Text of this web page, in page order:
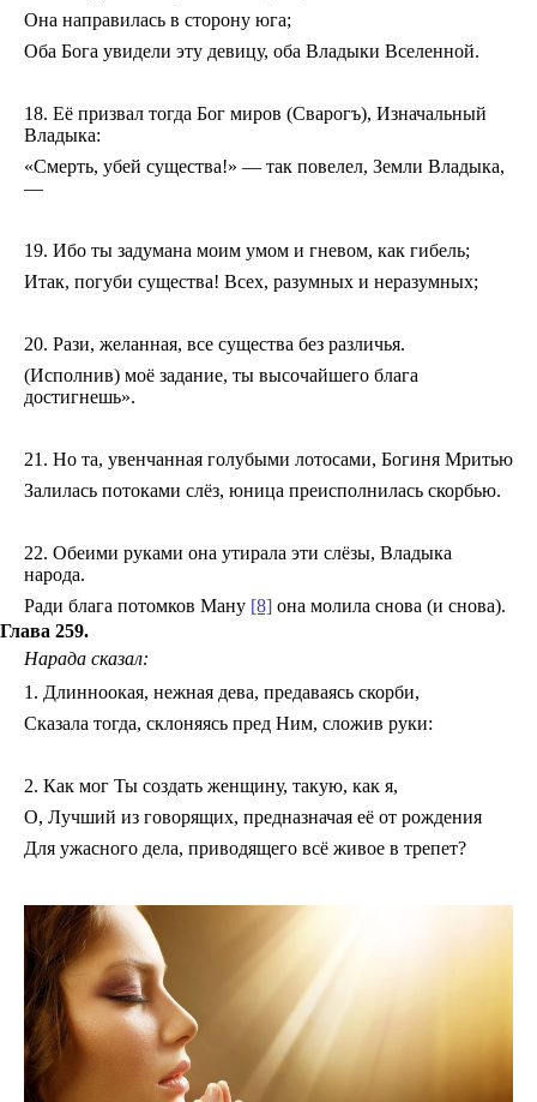
Она направилась в сторону юга;
Оба Бога увидели эту девицу, оба Владыки Вселенной.
18. Её призвал тогда Бог миров (Сварогъ), Изначальный
Владыка:
«Смерть, убей существа!» — так повелел, Земли Владыка,
—
19. Ибо ты задумана моим умом и гневом, как гибель;
Итак, погуби существа! Всех, разумных и неразумных;
20. Рази, желанная, все существа без различья.
(Исполнив) моё задание, ты высочайшего блага
достигнешь».
21. Но та, увенчанная голубыми лотосами, Богиня Мритью
Залилась потоками слёз, юница преисполнилась скорбью.
22. Обеими руками она утирала эти слёзы, Владыка
народа.
Ради блага потомков Ману [8] она молила снова (и снова).
Глава 259.
Нарада сказал:
1. Длинноокая, нежная дева, предаваясь скорби,
Сказала тогда, склоняясь пред Ним, сложив руки:
2. Как мог Ты создать женщину, такую, как я,
О, Лучший из говорящих, предназначая её от рождения
Для ужасного дела, приводящего всё живое в трепет?